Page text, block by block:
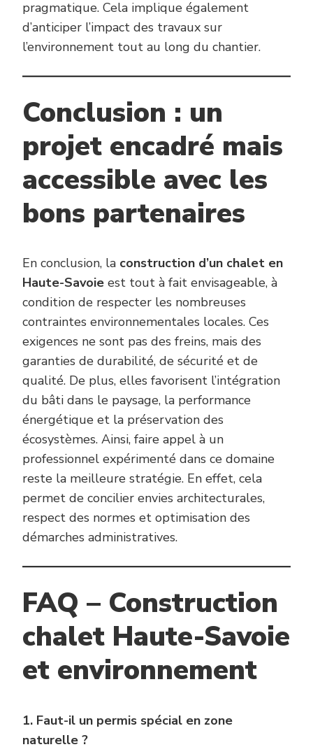
pragmatique. Cela implique également
d’anticiper l’impact des travaux sur
l’environnement tout au long du chantier.
Conclusion : un
projet encadré mais
accessible avec les
bons partenaires
En conclusion, la construction d’un chalet en
Haute-Savoie est tout à fait envisageable, à
condition de respecter les nombreuses
contraintes environnementales locales. Ces
exigences ne sont pas des freins, mais des
garanties de durabilité, de sécurité et de
qualité. De plus, elles favorisent l’intégration
du bâti dans le paysage, la performance
énergétique et la préservation des
écosystèmes. Ainsi, faire appel à un
professionnel expérimenté dans ce domaine
reste la meilleure stratégie. En effet, cela
permet de concilier envies architecturales,
respect des normes et optimisation des
démarches administratives.
FAQ – Construction
chalet Haute-Savoie
et environnement
1. Faut-il un permis spécial en zone
naturelle ?